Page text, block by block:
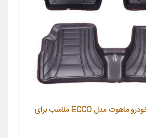
کفپوش سه بعدی خودرو ماهوت مدل ECCO مناسب برای